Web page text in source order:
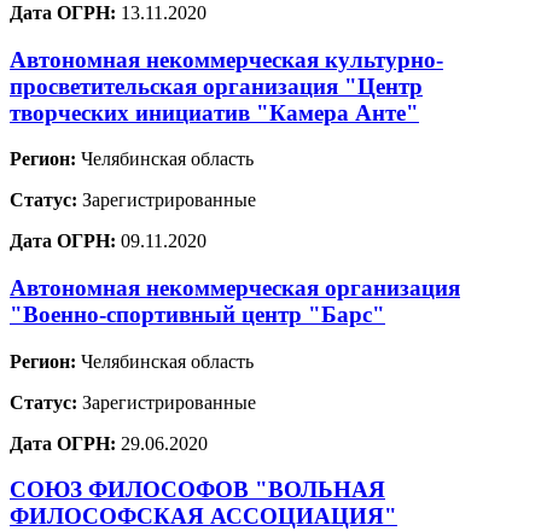
Дата ОГРН: 13.11.2020
Автономная некоммерческая культурно-
просветительская организация "Центр
творческих инициатив "Камера Анте"
Регион: Челябинская область
Статус: Зарегистрированные
Дата ОГРН: 09.11.2020
Автономная некоммерческая организация
"Военно-спортивный центр "Барс"
Регион: Челябинская область
Статус: Зарегистрированные
Дата ОГРН: 29.06.2020
СОЮЗ ФИЛОСОФОВ "ВОЛЬНАЯ
ФИЛОСОФСКАЯ АССОЦИАЦИЯ"